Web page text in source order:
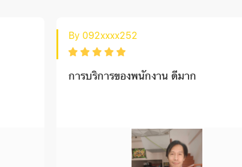
By 092xxxx252
การบริการของพนักงาน ดีมาก